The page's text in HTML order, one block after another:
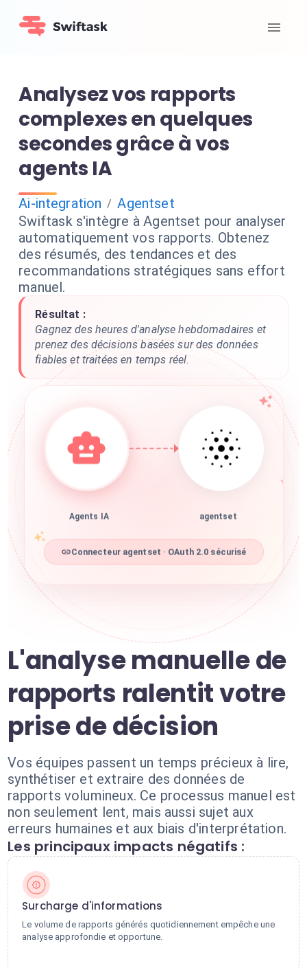
Analysez vos rapports
complexes en quelques
secondes grâce à vos
agents IA
Ai-integration / Agentset
Swiftask s'intègre à Agentset pour analyser
automatiquement vos rapports. Obtenez
des résumés, des tendances et des
recommandations stratégiques sans effort
manuel.
Résultat :
Gagnez des heures d'analyse hebdomadaires et
prenez des décisions basées sur des données
fiables et traitées en temps réel.
Agents IA agentset
Connecteur agentset · OAuth 2.0 sécurisé
L'analyse manuelle de
rapports ralentit votre
prise de décision
Vos équipes passent un temps précieux à lire,
synthétiser et extraire des données de
rapports volumineux. Ce processus manuel est
non seulement lent, mais aussi sujet aux
erreurs humaines et aux biais d'interprétation.
Les principaux impacts négatifs :
Surcharge d'informations
Le volume de rapports générés quotidiennement empêche une
analyse approfondie et opportune.